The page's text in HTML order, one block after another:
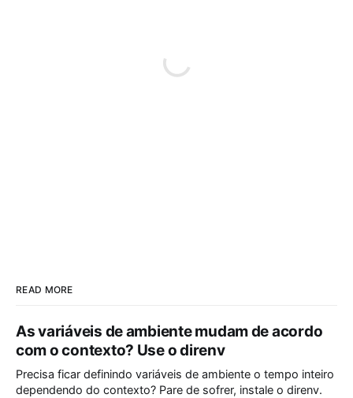
READ MORE
As variáveis de ambiente mudam de acordo
com o contexto? Use o direnv
Precisa ficar definindo variáveis de ambiente o tempo inteiro
dependendo do contexto? Pare de sofrer, instale o direnv.